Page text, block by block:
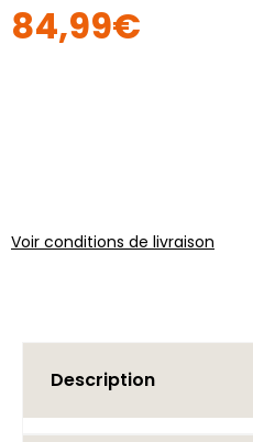
84,99€
Voir conditions de livraison
Description